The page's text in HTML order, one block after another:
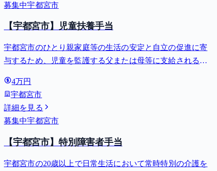
募集中宇都宮市
【宇都宮市】児童扶養手当
宇都宮市のひとり親家庭等の生活の安定と自立の促進に寄
与するため、児童を監護する父または母等に支給される手
4万円
宇都宮市
詳細を見る
募集中宇都宮市
【宇都宮市】特別障害者手当
宇都宮市の20歳以上で日常生活において常時特別の介護を